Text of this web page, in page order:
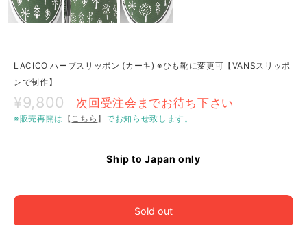
LACICO ハーブスリッポン (カーキ) ※ひも靴に変更可【VANSスリッポ
ンで制作】
¥9,800 次回受注会までお待ち下さい
※販売再開は 【こちら 】でお知らせ致します。
Ship to Japan only
Sold out